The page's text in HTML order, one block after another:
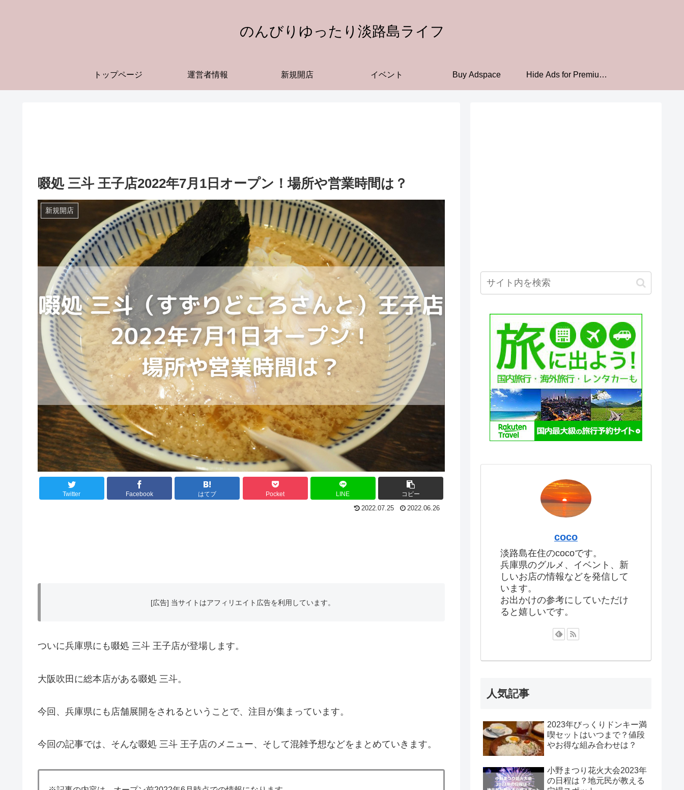
のんびりゆったり淡路島ライフ
トップページ 運営者情報 新規開店 イベント Buy Adspace Hide Ads for Premium
啜処 三斗 王子店2022年7月1日オープン！場所や営業時間は？
新規開店
Twitter Facebook はてブ Pocket LINE コピー
2022.07.25 2022.06.26
[広告] 当サイトはアフィリエイト広告を利用しています。
ついに兵庫県にも啜処 三斗 王子店が登場します。
大阪吹田に総本店がある啜処 三斗。
今回、兵庫県にも店舗展開をされるということで、注目が集まっています。
今回の記事では、そんな啜処 三斗 王子店のメニュー、そして混雑予想などをまとめていきます。
coco
淡路島在住のcocoです。
兵庫県のグルメ、イベント、新
しいお店の情報などを発信して
います。
お出かけの参考にしていただけ
ると嬉しいです。
人気記事
2023年びっくりドンキー満
喫セットはいつまで？値段
やお得な組み合わせは？
小野まつり花火大会2023年
の日程は？地元民が教える